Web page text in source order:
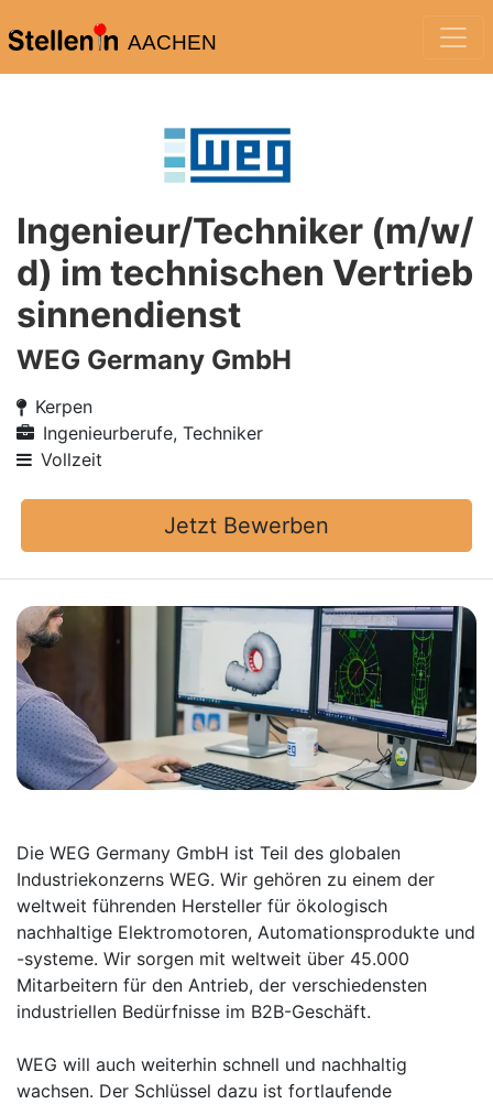
AACHEN
Ingenieur/Techniker (m/w/
d) im technischen Vertrieb
sinnendienst
WEG Germany GmbH
Kerpen
Ingenieurberufe, Techniker
Vollzeit
Jetzt Bewerben
Die WEG Germany GmbH ist Teil des globalen
Industriekonzerns WEG. Wir gehören zu einem der
weltweit führenden Hersteller für ökologisch
nachhaltige Elektromotoren, Automationsprodukte und
-systeme. Wir sorgen mit weltweit über 45.000
Mitarbeitern für den Antrieb, der verschiedensten
industriellen Bedürfnisse im B2B-Geschäft.
WEG will auch weiterhin schnell und nachhaltig
wachsen. Der Schlüssel dazu ist fortlaufende